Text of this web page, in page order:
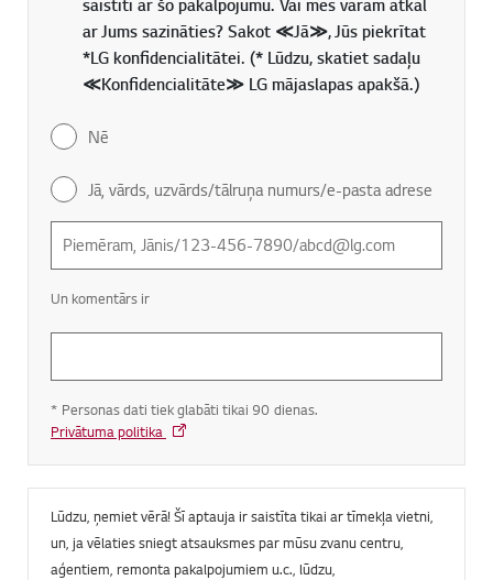
ar Jums sazināties? Sakot ≪Jā≫, Jūs piekrītat
*LG konfidencialitātei. (* Lūdzu, skatiet sadaļu
≪Konfidencialitāte≫ LG mājaslapas apakšā.)
Nē
Jā, vārds, uzvārds/tālruņa numurs/e-pasta adrese
Un komentārs ir
* Personas dati tiek glabāti tikai 90 dienas.
Privātuma politika
Lūdzu, ņemiet vērā! Šī aptauja ir saistīta tikai ar tīmekļa vietni,
un, ja vēlaties sniegt atsauksmes par mūsu zvanu centru,
aģentiem, remonta pakalpojumiem u.c., lūdzu,